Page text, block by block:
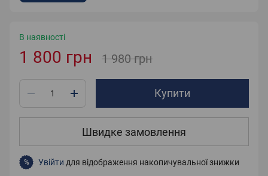
В наявності
1 800 грн 1 980 грн
Купити
Швидке замовлення
% Увійти для відображення накопичувальної знижки